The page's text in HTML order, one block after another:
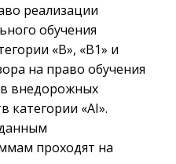
реализации
обучения
«В», «В1» и
на право обучения
внедорожных
категории «АI».
проходят на